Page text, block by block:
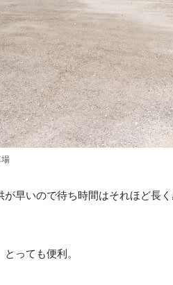
早いので待ち時間はそれほど長
っても便利。